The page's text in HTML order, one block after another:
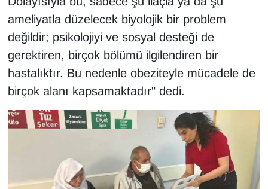
ameliyatla düzelecek biyolojik bir problem
değildir; psikolojiyi ve sosyal desteği de
gerektiren, birçok bölümü ilgilendiren bir
hastalıktır. Bu nedenle obeziteyle mücadele de
birçok alanı kapsamaktadır" dedi.